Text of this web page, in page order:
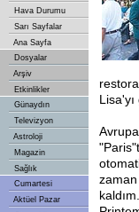
Hava Durumu
Sarı Sayfalar
Ana Sayfa
Dosyalar
Arşiv
Etkinlikler
Günaydın
Televizyon
Astroloji
Magazin
Sağlık
Cumartesi
Aktüel Pazar